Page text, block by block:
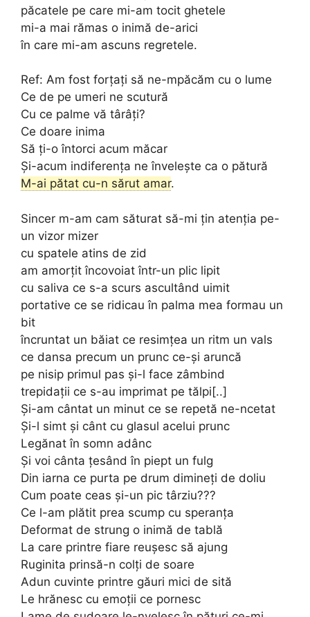
păcatele pe care mi-am tocit ghetele
mi-a mai rămas o inimă de-arici
în care mi-am ascuns regretele.
Ref: Am fost forțați să ne-mpăcăm cu o lume
Ce de pe umeri ne scutură
Cu ce palme vă târâți?
Ce doare inima
Să ți-o întorci acum măcar
Și-acum indiferența ne învelește ca o pătură
M-ai pătat cu-n sărut amar.
Sincer m-am cam săturat să-mi țin atenția pe-
un vizor mizer
cu spatele atins de zid
am amorțit încovoiat într-un plic lipit
cu saliva ce s-a scurs ascultând uimit
portative ce se ridicau în palma mea formau un
bit
încruntat un băiat ce resimțea un ritm un vals
ce dansa precum un prunc ce-și aruncă
pe nisip primul pas și-l face zâmbind
trepidații ce s-au imprimat pe tălpi[..]
Și-am cântat un minut ce se repetă ne-ncetat
Și-l simt și cânt cu glasul acelui prunc
Legănat în somn adânc
Și voi cânta țesând în piept un fulg
Din iarna ce purta pe drum dimineți de doliu
Cum poate ceas și-un pic târziu???
Ce l-am plătit prea scump cu speranța
Deformat de strung o inimă de tablă
La care printre fiare reușesc să ajung
Ruginita prinsă-n colți de soare
Adun cuvinte printre găuri mici de sită
Le hrănesc cu emoții ce pornesc